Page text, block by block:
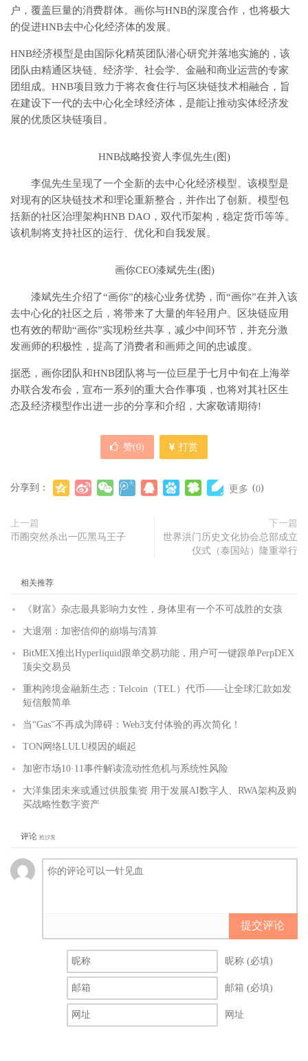
户，覆盖巨量的消费群体。画你与HNB的深度合作，也将极大
的促进HNB去中心化经济体的发展。
HNB经济模型是由国际化精英团队潜心研究并落地实施的，该
团队由精通区块链、经济学、社会学、金融和商业运营的专家
团组成。HNB项目致力于将衣食住行与区块链技术相融合，旨
在建设下一代的去中心化全球经济体，是能让推动实体经济发
展的优质区块链项目。
HNB战略投资人李侃先生(图)
李侃先生呈现了一个全新的去中心化经济模型。该模型是
对现有的区块链技术和理论重新整合，并作出了创新。模型包
括新的社区治理架构HNB DAO，双代币架构，稳定货币等等。
该机制将支持社区的运行、优化和自我发展。
画你CEO漆斌先生(图)
漆斌先生介绍了“画你”的核心业务优势，而“画你”在并入该
去中心化的社区之后，将带来了大量的年轻用户。区块链应用
也有效的帮助“画你”实现粉丝共享，减少中间环节，并充分激
发画师的积极性，提高了消费者和画师之间的忠诚度。
据悉，画你团队和HNB团队将与一位巨星于七月中旬在上海举
办联合发布会，宣布一系列的重大合作事项，也将对其社区生
态及经济模型作出进一步的分享和介绍，大家敬请期待!
赞(0) 打赏
分享到： 更多 (0)
上一篇
币圈突然杀出一匹黑马王子
下一篇
世界洪门历史文化协会总部成立
仪式（泰国站）隆重举行
相关推荐
《财富》杂志最具影响力女性，身体里有一个不可战胜的女孩
大退潮：加密信仰的崩塌与清算
BitMEX推出Hyperliquid跟单交易功能，用户可一键跟单PerpDEX
顶尖交易员
重构跨境金融新生态：Telcoin（TEL）代币——让全球汇款如发
短信般简单
当“Gas”不再成为障碍：Web3支付体验的再次简化！
TON网络LULU模因的崛起
加密市场10·11事件解读流动性危机与系统性风险
大洋集团未来或通过供股集资 用于发展AI数字人、RWA架构及购
买战略性数字资产
评论 抢沙发
提交评论
昵称 (必填)
邮箱 (必填)
网址